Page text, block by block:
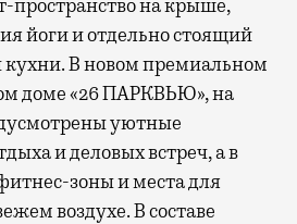
пространство на крыше,
йоги и отдельно стоящий
кухни. В новом премиальном
доме «26 ПАРКВЬЮ», на
уютные
и деловых встреч, а в
зоны и места для
воздухе. В составе